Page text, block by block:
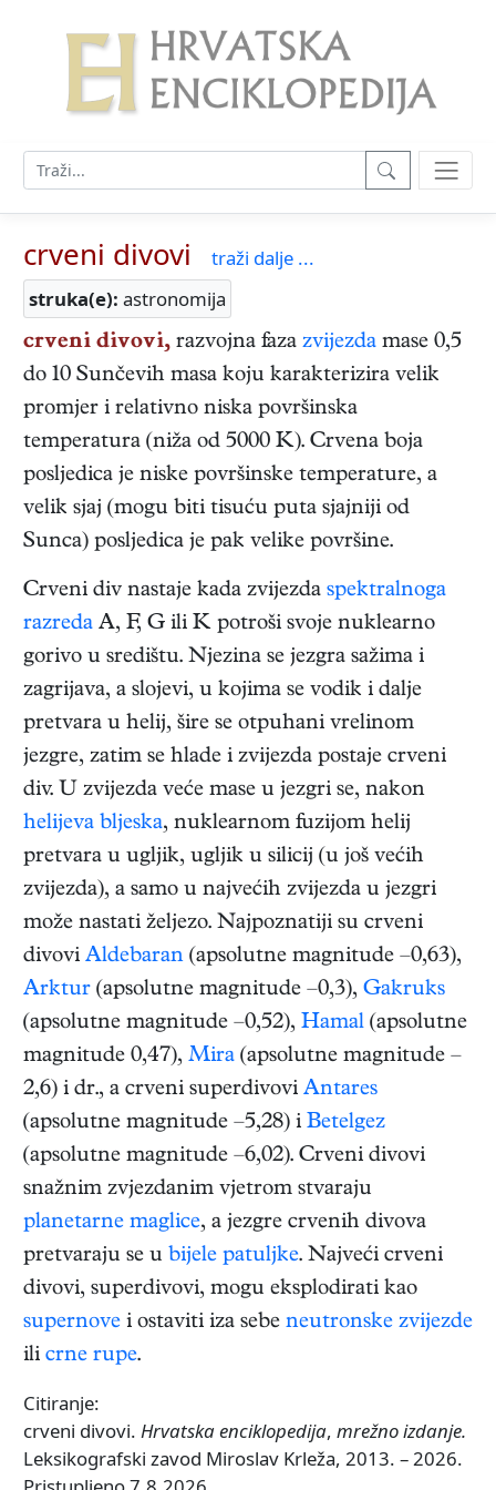
crveni divovi
traži dalje ...
struka(e): astronomija
crveni divovi, razvojna faza zvijezda mase 0,5
do 10 Sunčevih masa koju karakterizira velik
promjer i relativno niska površinska
temperatura (niža od 5000 K). Crvena boja
posljedica je niske površinske temperature, a
velik sjaj (mogu biti tisuću puta sjajniji od
Sunca) posljedica je pak velike površine.
Crveni div nastaje kada zvijezda spektralnoga
razreda A, F, G ili K potroši svoje nuklearno
gorivo u središtu. Njezina se jezgra sažima i
zagrijava, a slojevi, u kojima se vodik i dalje
pretvara u helij, šire se otpuhani vrelinom
jezgre, zatim se hlade i zvijezda postaje crveni
div. U zvijezda veće mase u jezgri se, nakon
helijeva bljeska, nuklearnom fuzijom helij
pretvara u ugljik, ugljik u silicij (u još većih
zvijezda), a samo u najvećih zvijezda u jezgri
može nastati željezo. Najpoznatiji su crveni
divovi Aldebaran (apsolutne magnitude –0,63),
Arktur (apsolutne magnitude –0,3), Gakruks
(apsolutne magnitude –0,52), Hamal (apsolutne
magnitude 0,47), Mira (apsolutne magnitude –
2,6) i dr., a crveni superdivovi Antares
(apsolutne magnitude –5,28) i Betelgez
(apsolutne magnitude –6,02). Crveni divovi
snažnim zvjezdanim vjetrom stvaraju
planetarne maglice, a jezgre crvenih divova
pretvaraju se u bijele patuljke. Najveći crveni
divovi, superdivovi, mogu eksplodirati kao
supernove i ostaviti iza sebe neutronske zvijezde
ili crne rupe.
Citiranje:
crveni divovi. Hrvatska enciklopedija, mrežno izdanje.
Leksikografski zavod Miroslav Krleža, 2013. – 2026.